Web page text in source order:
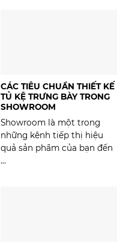
CÁC TIÊU CHUẨN THIẾT KẾ
TỦ KỆ TRƯNG BÀY TRONG
SHOWROOM
Showroom là một trong
những kênh tiếp thị hiệu
quả sản phẩm của bạn đến
...